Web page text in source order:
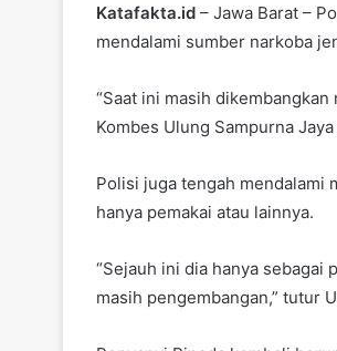
Katafakta.id – Jawa Barat –
mendalami sumber narkoba
“Saat ini masih
Kombes Ulung Sampurna
Polisi juga tengah mendalami
hanya pemakai atau lainnya.
“Sejauh ini dia hanya sebagai
masih pengembangan,” tutur